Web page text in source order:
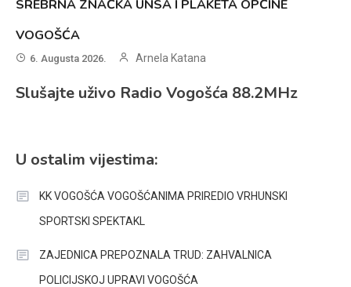
SREBRNA ZNAČKA UNSA I PLAKETA OPĆINE
VOGOŠĆA
6. Augusta 2026. Arnela Katana
Slušajte uživo Radio Vogošća 88.2MHz
U ostalim vijestima:
KK VOGOŠĆA VOGOŠĆANIMA PRIREDIO VRHUNSKI
SPORTSKI SPEKTAKL
ZAJEDNICA PREPOZNALA TRUD: ZAHVALNICA
POLICIJSKOJ UPRAVI VOGOŠĆA